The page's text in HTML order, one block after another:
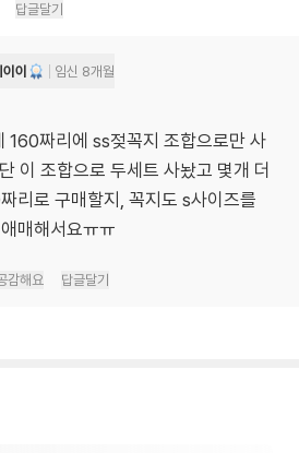
답글달기
이이 임신 8개월
160짜리에 ss젖꼭지 조합으로만 사
이 조합으로 두세트 사놨고 몇개 더
리로 구매할지, 꼭지도 s사이즈를
매해서요ㅠㅠ
감해요 답글달기